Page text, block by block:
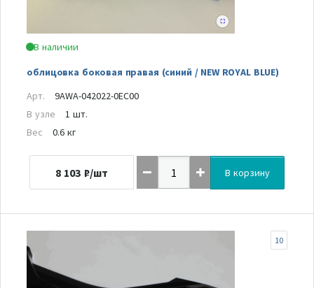
В наличии
облицовка боковая правая (синий / NEW ROYAL BLUE)
Арт.
9AWA-042022-0EC00
В узле
1 шт.
Вес
0.6 кг
8 103 ₽/шт В корзину
10